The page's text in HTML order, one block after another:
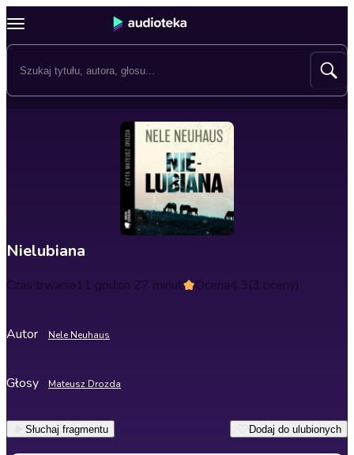
Nielubiana
Czas trwania11 godzin 27 minut Ocena4.3(3 oceny)
Autor Nele Neuhaus
Głosy Mateusz Drozda
Słuchaj fragmentu Dodaj do ulubionych